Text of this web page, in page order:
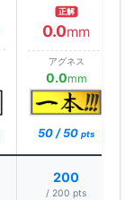
正解
0.0mm
アグネス
0.0mm
50 / 50 pts
200
/ 200 pts